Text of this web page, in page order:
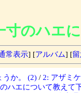
寸のハエ
常表示] [アルバム] [
うか。 (2) / 2: アザミ
ハエについて教えて